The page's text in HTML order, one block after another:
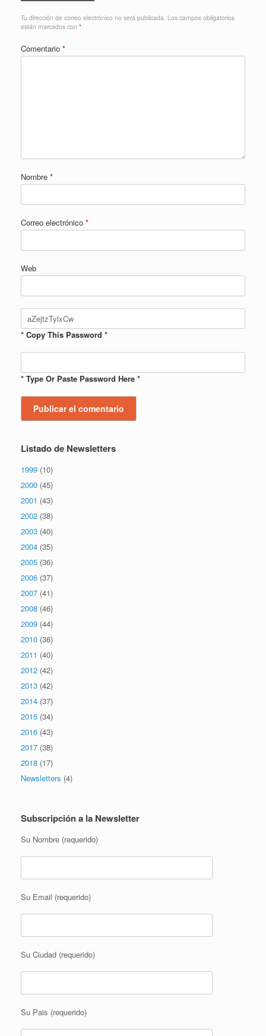
Tu dirección de correo electrónico no será publicada. Los campos obligatorios
están marcados con *
Comentario *
Nombre *
Correo electrónico *
Web
* Copy This Password *
* Type Or Paste Password Here *
Listado de Newsletters
1999 (10)
2000 (45)
2001 (43)
2002 (38)
2003 (40)
2004 (35)
2005 (36)
2006 (37)
2007 (41)
2008 (46)
2009 (44)
2010 (36)
2011 (40)
2012 (42)
2013 (42)
2014 (37)
2015 (34)
2016 (43)
2017 (38)
2018 (17)
Newsletters (4)
Subscripción a la Newsletter
Su Nombre (requerido)
Su Email (requerido)
Su Ciudad (requerido)
Su Pais (requerido)